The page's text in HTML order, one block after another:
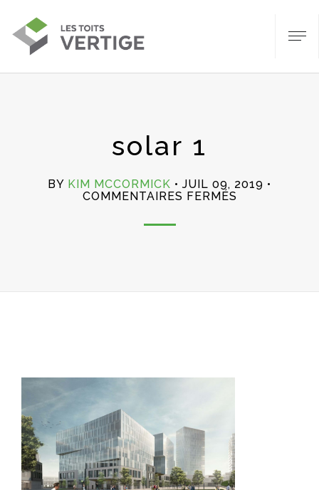
solar 1
BY KIM MCCORMICK
JUIL 09, 2019
COMMENTAIRES FERMÉS